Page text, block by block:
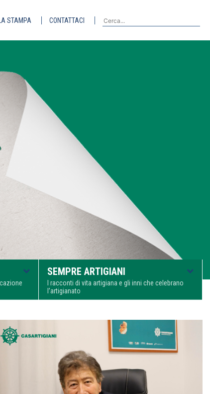
STAMPA CONTATTACI
SEMPRE ARTIGIANI
I racconti di vita artigiana e gli inni che celebrano
l’artigianato